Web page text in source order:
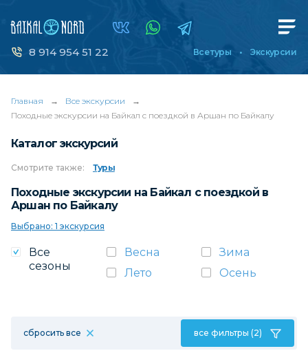
8 914 954 51 22 Все туры Экскурсии
Главная → Все экскурсии
→
Походные экскурсии на Байкал с поездкой в Аршан по Байкалу
Каталог экскурсий
Смотрите также: Туры
Походные экскурсии на Байкал с поездкой в
Аршан по Байкалу
Выбрано: 1 экскурсия
Все
сезоны
Весна
Зима
Лето
Осень
сбросить все все фильтры (2)